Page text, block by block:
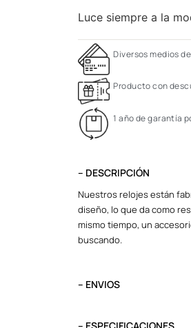
Luce siempre a la
Diversos medios
Producto con
1 año de garantía
– DESCRIPCIÓN
Nuestros relojes están
diseño, lo que da como
mismo tiempo, un
buscando.
– ENVIOS
destino.
– ESPECIFICACIONES